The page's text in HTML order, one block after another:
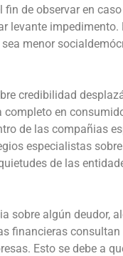
de observar en
levante
menor
credibilidad
en
de las compañias
especialistas
de las
sobre algún deudor,
financieras consultan
Esto se debe a